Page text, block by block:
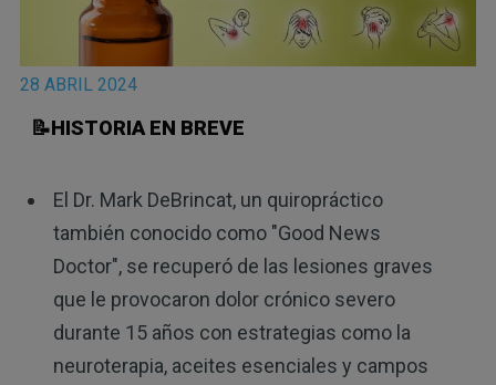
28 ABRIL 2024
📝HISTORIA EN BREVE
El Dr. Mark DeBrincat, un quiropráctico
también conocido como "Good News
Doctor", se recuperó de las lesiones graves
que le provocaron dolor crónico severo
durante 15 años con estrategias como la
neuroterapia, aceites esenciales y campos